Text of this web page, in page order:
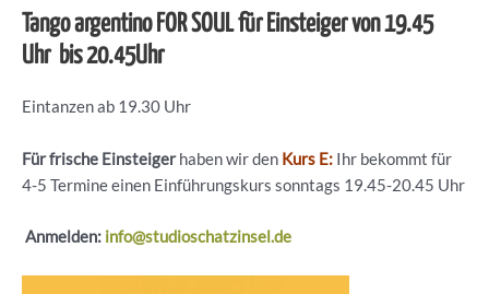
Tango argentino FOR SOUL für Einsteiger von 19.45
Uhr bis 20.45Uhr
Eintanzen ab 19.30 Uhr
Für frische Einsteigerhaben wir den Kurs E: Ihr bekommt für
4-5 Termine einen Einführungskurs sonntags 19.45-20.45 Uhr
Anmelden: info@studioschatzinsel.de